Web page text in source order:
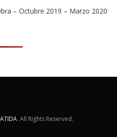
– Octubre 2019 – Marzo 2020
. All Rights Reserved.